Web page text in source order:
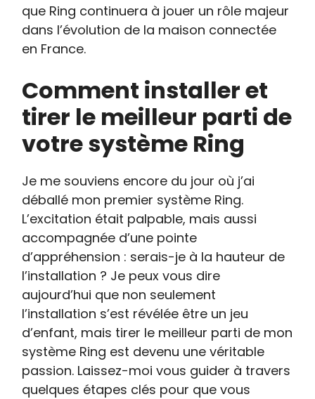
que Ring continuera à jouer un rôle majeur
dans l’évolution de la maison connectée
en France.
Comment installer et
tirer le meilleur parti de
votre système Ring
Je me souviens encore du jour où j’ai
déballé mon premier système Ring.
L’excitation était palpable, mais aussi
accompagnée d’une pointe
d’appréhension : serais-je à la hauteur de
l’installation ? Je peux vous dire
aujourd’hui que non seulement
l’installation s’est révélée être un jeu
d’enfant, mais tirer le meilleur parti de mon
système Ring est devenu une véritable
passion. Laissez-moi vous guider à travers
quelques étapes clés pour que vous